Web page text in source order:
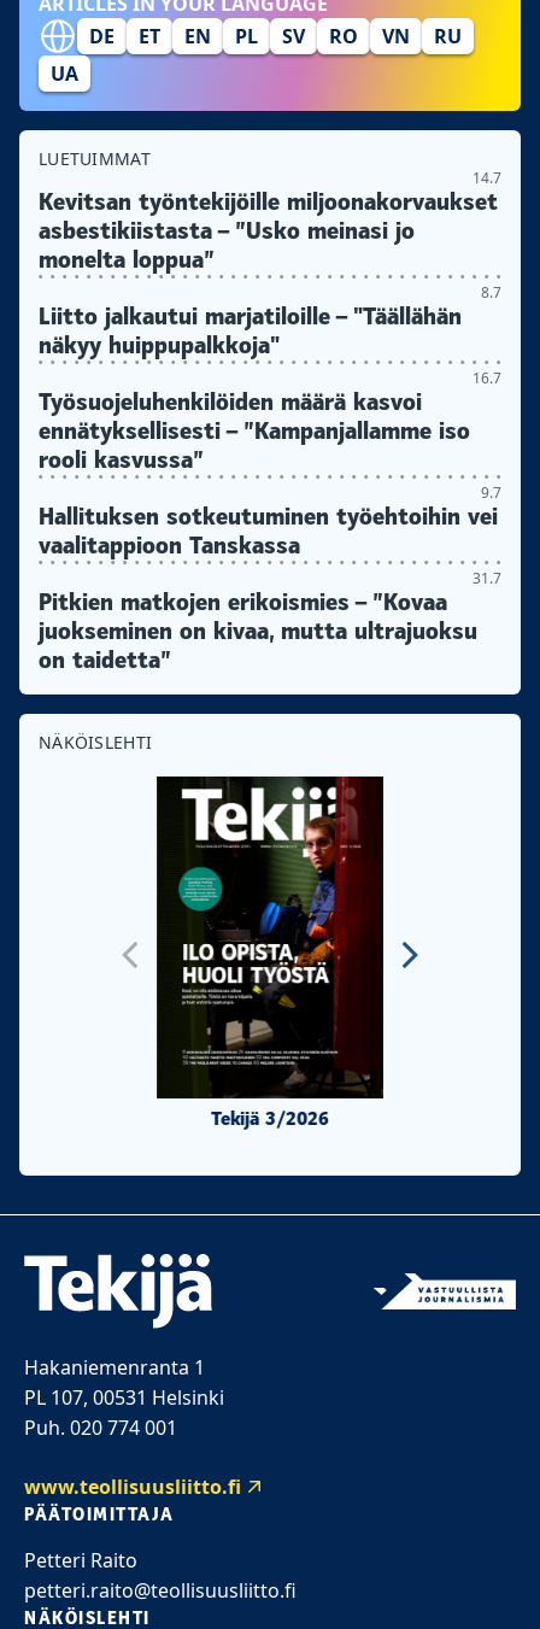
DE
ET EN PL SV RO VN
RU
UA
LUETUIMMAT
14.7
Kevitsan työntekijöille miljoonakorvaukset
asbestikiistasta – ”Usko meinasi jo
monelta loppua”
8.7
Liitto jalkautui marjatiloille – "Täällähän
näkyy huippupalkkoja"
16.7
Työsuojeluhenkilöiden määrä kasvoi
ennätyksellisesti – ”Kampanjallamme iso
rooli kasvussa”
9.7
Hallituksen sotkeutuminen työehtoihin vei
vaalitappioon Tanskassa
31.7
Pitkien matkojen erikoismies – ”Kovaa
juokseminen on kivaa, mutta ultrajuoksu
on taidetta”
NÄKÖISLEHTI
Tekijä 3/2026
Hakaniemenranta 1
PL 107, 00531 Helsinki
Puh. 020 774 001
www.teollisuusliitto.fi
PÄÄTOIMITTAJA
Petteri Raito
petteri.raito@teollisuusliitto.fi
NÄKÖISLEHTI